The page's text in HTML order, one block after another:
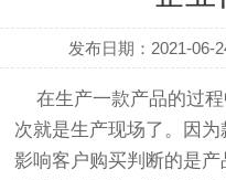
发布日期：2021-06-
在生产一款产品的过程
次就是生产现场了。因
影响客户购买判断的是